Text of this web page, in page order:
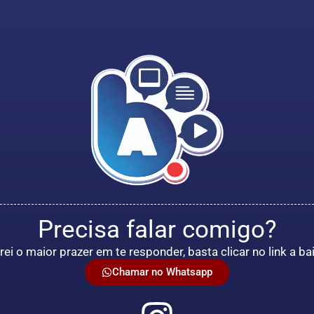
Precisa falar comigo?
o maior prazer em te responder, basta clicar no link a
Chamar no Whatsapp